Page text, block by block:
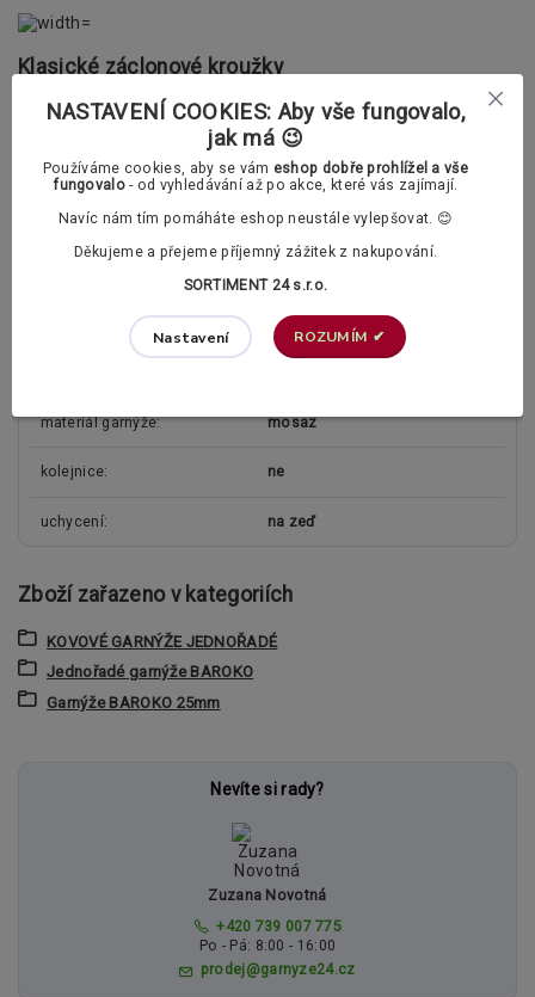
Klasické záclonové kroužky
Polstrované záclonové kroužky (tichý chod)
Parametry
jednořadá
materiál garnýže mosaz
kolejnice ne
uchycení na zeď
Zboží zařazeno v kategoriích
KOVOVÉ GARNÝŽE JEDNOŘADÉ
Jednořadé garnýže BAROKO
Garnýže BAROKO 25mm
Nevíte si rady?
Zuzana Novotná
+420 739 007 775
Po - Pá: 8:00 - 16:00
prodej@garnyze24.cz
NASTAVENÍ COOKIES: Aby vše fungovalo,
jak má 😉
Používáme cookies, aby se vám eshop dobře prohlížel a vše
fungovalo- od vyhledávání až po akce, které vás zajímají.
Navíc nám tím pomáháte eshop neustále vylepšovat. 😊
Děkujeme a přejeme příjemný zážitek z nakupování.
SORTIMENT 24 s.r.o.
Nastavení ROZUMÍM ✔